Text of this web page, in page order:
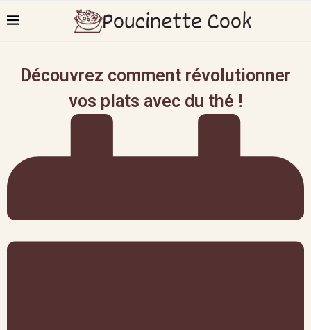
Découvrez comment révolutionner
vos plats avec du thé !